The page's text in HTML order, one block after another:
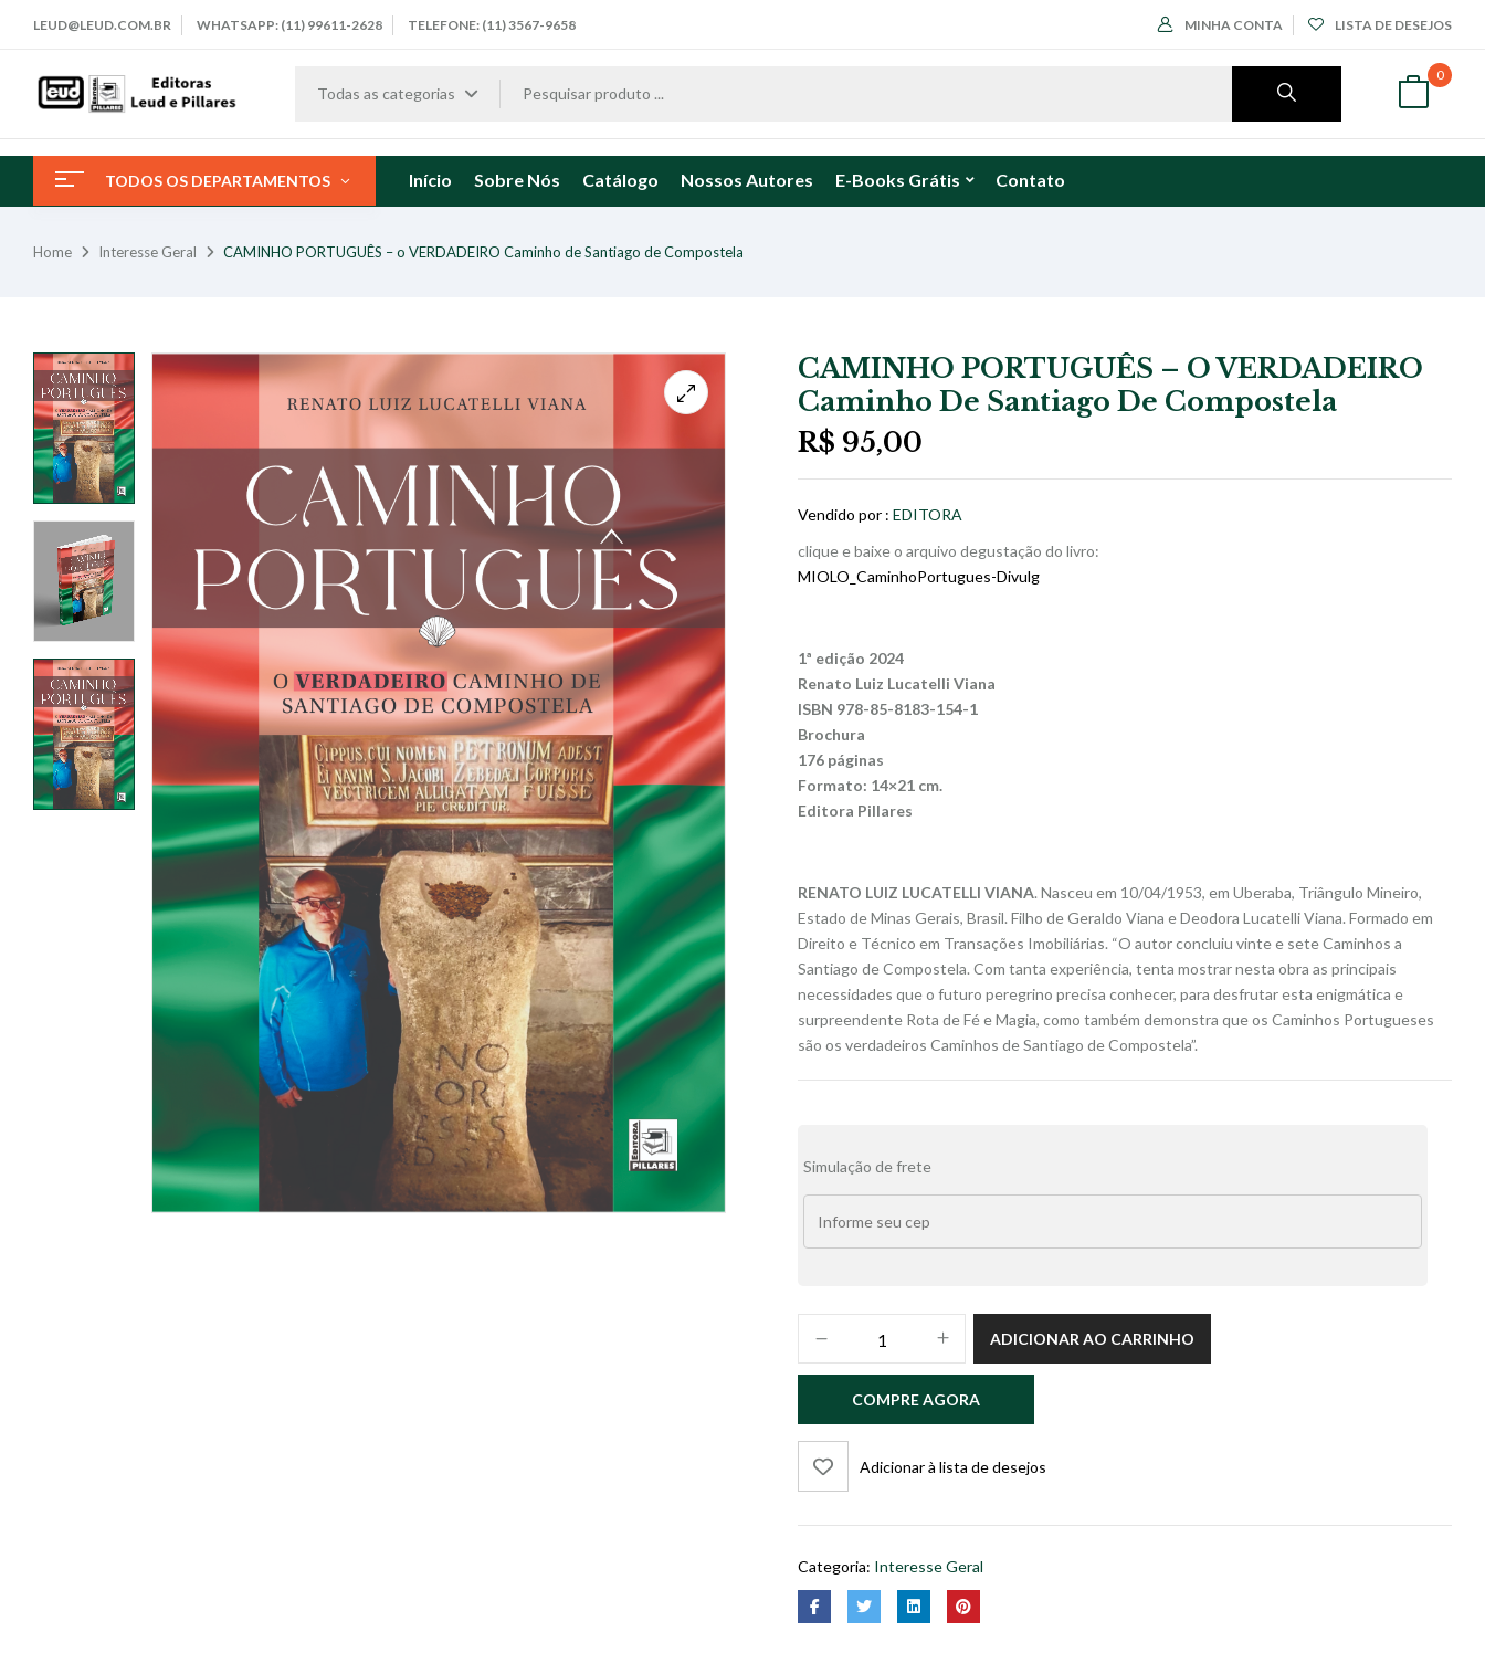
LEUD@LEUD.COM.BR WHATSAPP: (11) 99611-2628 TELEFONE: (11) 3567-9658 MINHA CONTA LISTA DE DESEJOS
Todas as categorias
0
TODOS OS DEPARTAMENTOS Início Sobre Nós Catálogo Nossos Autores E-Books Grátis Contato
Home Interesse Geral CAMINHO PORTUGUÊS – o VERDADEIRO Caminho de Santiago de Compostela
CAMINHO PORTUGUÊS – O VERDADEIRO
Caminho De Santiago De Compostela
R$ 95,00
Vendido por : EDITORA
clique e baixe o arquivo degustação do livro:
MIOLO_CaminhoPortugues-Divulg
1ª edição 2024
Renato Luiz Lucatelli Viana
ISBN 978-85-8183-154-1
Brochura
176 páginas
Formato: 14×21 cm.
Editora Pillares
RENATO LUIZ LUCATELLI VIANA. Nasceu em 10/04/1953, em Uberaba, Triângulo Mineiro,
Estado de Minas Gerais, Brasil. Filho de Geraldo Viana e Deodora Lucatelli Viana. Formado em
Direito e Técnico em Transações Imobiliárias. “O autor concluiu vinte e sete Caminhos a
Santiago de Compostela. Com tanta experiência, tenta mostrar nesta obra as principais
necessidades que o futuro peregrino precisa conhecer, para desfrutar esta enigmática e
surpreendente Rota de Fé e Magia, como também demonstra que os Caminhos Portugueses
são os verdadeiros Caminhos de Santiago de Compostela”.
Simulação de frete
PORTUGUÊS
–
VERDADEIRO
Caminho
de
quantidade
ADICIONAR AO CARRINHO
COMPRE AGORA
Adicionar à lista de desejos
Categoria: Interesse Geral